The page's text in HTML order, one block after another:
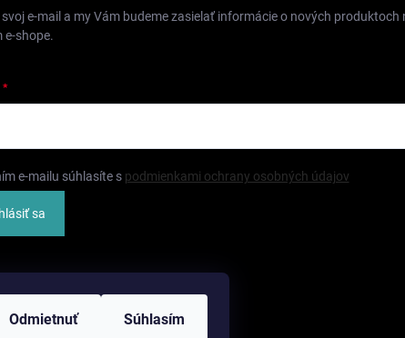
Odmietnuť Súhlasím
e-mail a my Vám budeme zasielať informácie o nových produktoch
e-shope.
e-mailu súhlasíte s podmienkami ochrany osobných údajov
sa